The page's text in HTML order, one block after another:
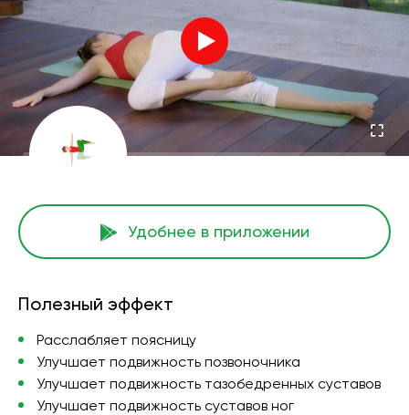
Удобнее в приложении
Полезный эффект
Расслабляет поясницу
Улучшает подвижность позвоночника
Улучшает подвижность тазобедренных суставов
Улучшает подвижность суставов ног